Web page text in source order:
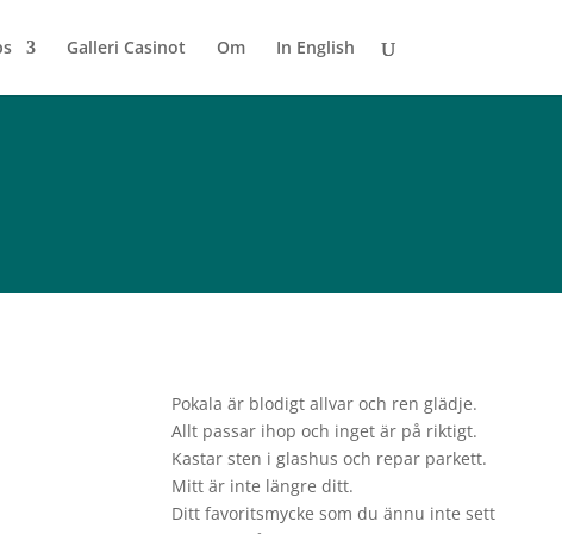
Galleri Casinot Om In English
Pokala är blodigt allvar och ren glädje.
Allt passar ihop och inget är på riktigt.
Kastar sten i glashus och repar parkett.
Mitt är inte längre ditt.
Ditt favoritsmycke som du ännu inte sett